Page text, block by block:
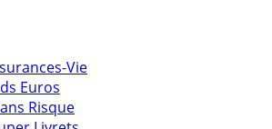
Vie
Euros
Risque